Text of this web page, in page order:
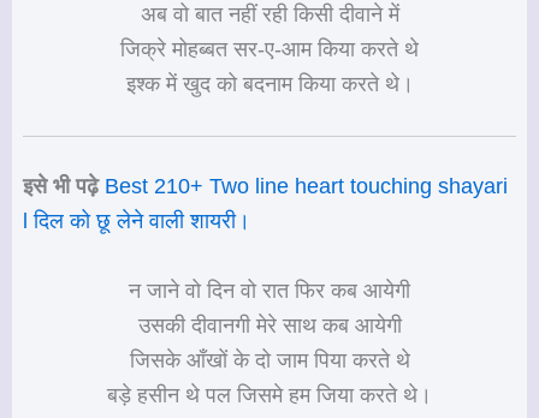
अब वो बात नहीं रही किसी दीवाने में
जिक्रे मोहब्बत सर-ए-आम किया करते थे
इश्क में खुद को बदनाम किया करते थे।
इसे भी पढ़े Best 210+ Two line heart touching shayari
l दिल को छू लेने वाली शायरी।
न जाने वो दिन वो रात फिर कब आयेगी
उसकी दीवानगी मेरे साथ कब आयेगी
जिसके आँखों के दो जाम पिया करते थे
बड़े हसीन थे पल जिसमे हम जिया करते थे।